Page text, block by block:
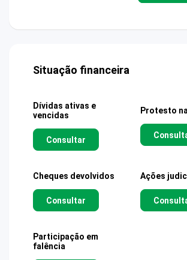
Situação financeira
Dívidas ativas e
vencidas
Consultar
Protesto
Cheques devolvidos
Consultar
Ações
Participação em
falência